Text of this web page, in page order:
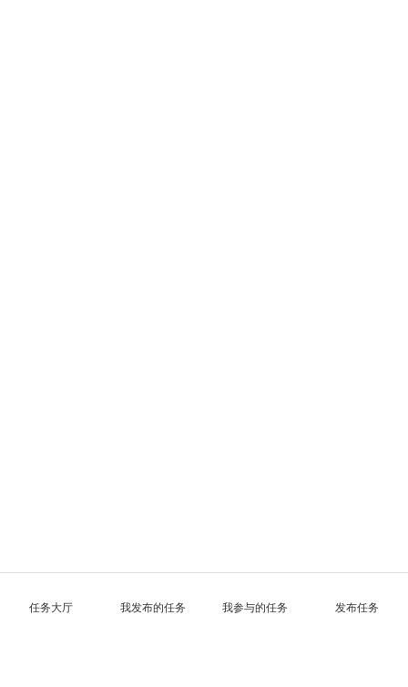
任务大厅 我发布的任务 我参与的任务 发布任务